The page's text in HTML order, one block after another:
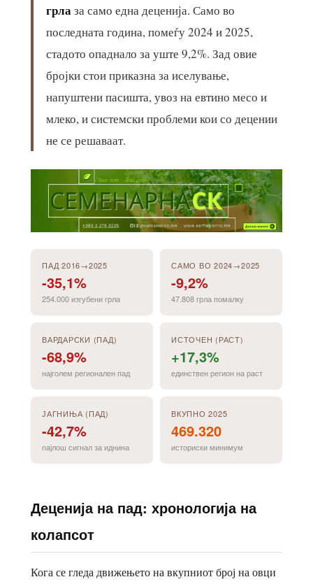
грлаза само една деценија. Само во
последната година, помеѓу 2024 и 2025,
стадото опаднало за уште 9,2%. Зад овие
бројки стои приказна за иселување,
напуштени пасишта, увоз на евтино месо и
млеко, и системски проблеми кои со децении
не се решаваат.
ПАД 2016→2025
-35,1%
254.000 изгубени грла
САМО ВО 2024→2025
-9,2%
47.808 грла помалку
ВАРДАРСКИ (ПАД)
-68,9%
најголем регионален пад
ИСТОЧЕН (РАСТ)
+17,3%
единствен регион на раст
ЈАГНИЊА (ПАД)
-42,7%
najлош сигнал за иднина
ВКУПНО 2025
469.320
историски минимум
Деценија на пад: хронологија на
колапсот
Кога се гледа движењето на вкупниот број на овци